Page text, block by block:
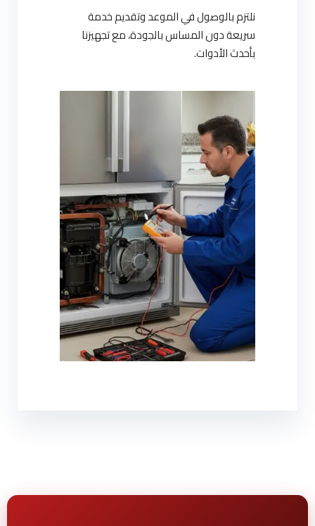
نلتزم بالوصول في الموعد وتقديم خدمة
سريعة دون المساس بالجودة، مع تجهيزنا
بأحدث الأدوات.